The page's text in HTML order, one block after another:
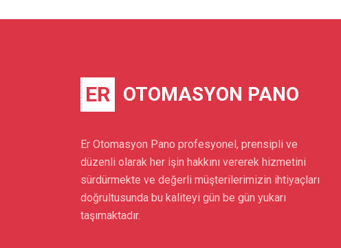
ER OTOMASYON PANO
Er Otomasyon Pano profesyonel, prensipli ve
düzenli olarak her işin hakkını vererek hizmetini
sürdürmekte ve değerli müşterilerimizin ihtiyaçları
doğrultusunda bu kaliteyi gün be gün yukarı
taşımaktadır.